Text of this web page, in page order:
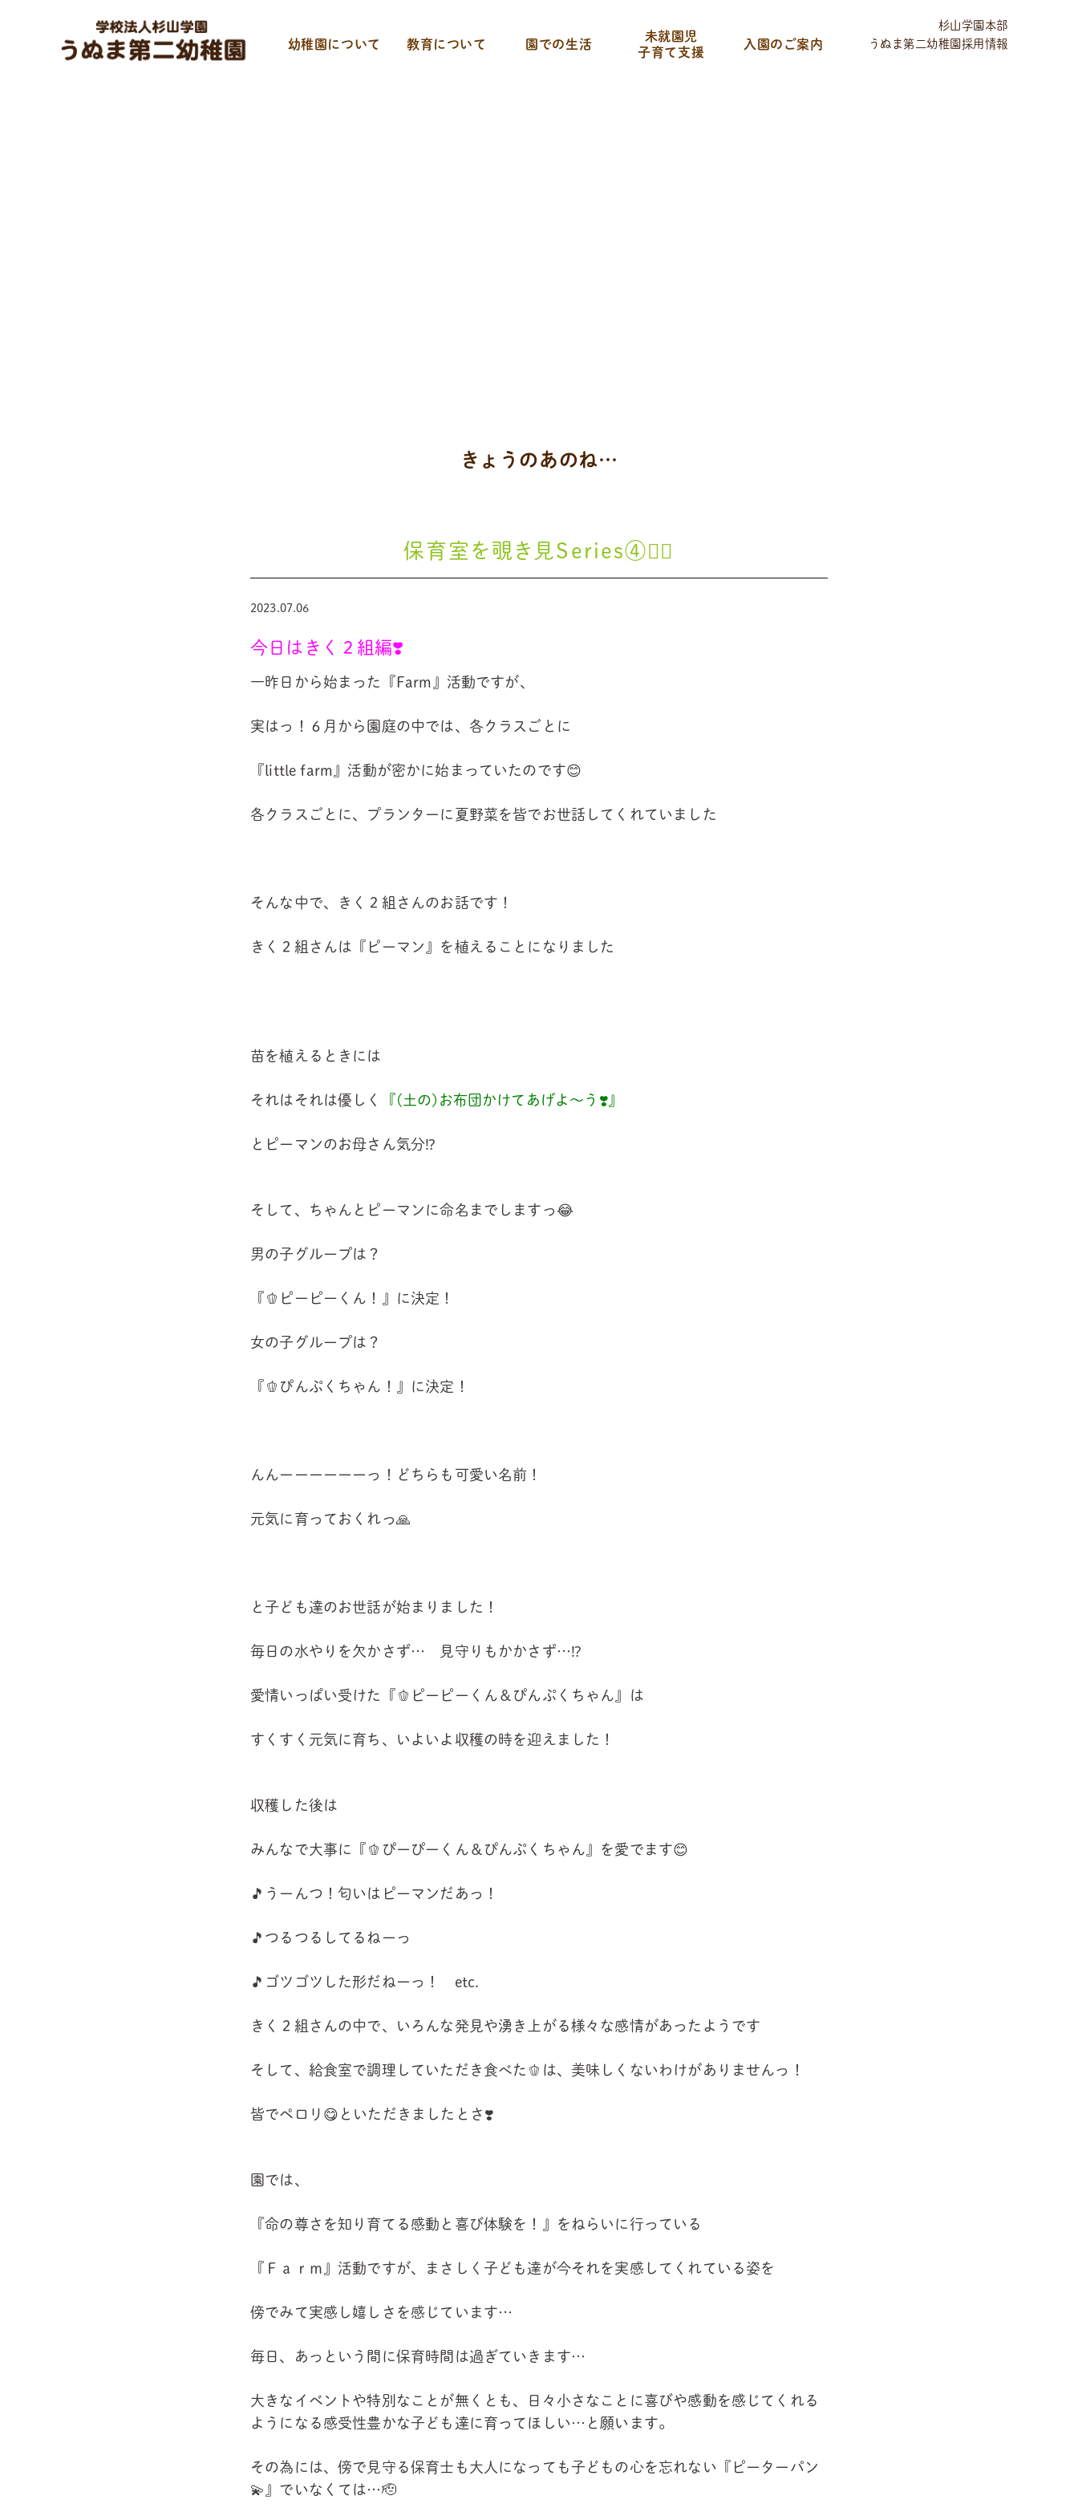
幼稚園について 教育について 園での生活
未就園児
子育て支援
入園のご案内
杉山学園本部
うぬま第二幼稚園採用情報
きょうのあのね…
保育室を覗き見Series④😶‍🌫️
2023.07.06
今日はきく２組編❣️
一昨日から始まった『Farm』活動ですが、
実はっ！６月から園庭の中では、各クラスごとに
『little farm』活動が密かに始まっていたのです😊
各クラスごとに、プランターに夏野菜を皆でお世話してくれていました
そんな中で、きく２組さんのお話です！
きく２組さんは『ピーマン』を植えることになりました
苗を植えるときには
それはそれは優しく 『(土の)お布団かけてあげよ～う❣️』
とピーマンのお母さん気分⁉
そして、ちゃんとピーマンに命名までしますっ😂
男の子グループは？
『🫑ピーピーくん！』に決定！
女の子グループは？
『🫑ぴんぷくちゃん！』に決定！
んんーーーーーーっ！どちらも可愛い名前！
元気に育っておくれっ🙏
と子ども達のお世話が始まりました！
毎日の水やりを欠かさず… 見守りもかかさず…⁉
愛情いっぱい受けた『🫑ピーピーくん＆ぴんぷくちゃん』は
すくすく元気に育ち、いよいよ収穫の時を迎えました！
収穫した後は
みんなで大事に『🫑ぴーぴーくん＆ぴんぷくちゃん』を愛でます😊
🎵うーんつ！匂いはピーマンだあっ！
🎵つるつるしてるねーっ
🎵ゴツゴツした形だねーっ！ etc.
きく２組さんの中で、いろんな発見や湧き上がる様々な感情があったようです
そして、給食室で調理していただき食べた🫑は、美味しくないわけがありませんっ！
皆でペロリ😋といただきましたとさ❣️
園では、
『命の尊さを知り育てる感動と喜び体験を！』をねらいに行っている
『Ｆａｒｍ』活動ですが、まさしく子ども達が今それを実感してくれている姿を
傍でみて実感し嬉しさを感じています…
毎日、あっという間に保育時間は過ぎていきます…
大きなイベントや特別なことが無くとも、日々小さなことに喜びや感動を感じてくれる
ようになる感受性豊かな子ども達に育ってほしい…と願います。
その為には、傍で見守る保育士も大人になっても子どもの心を忘れない『ピーターパン
💫』でいなくては…🫡